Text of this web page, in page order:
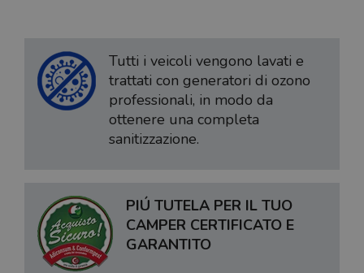
Tutti i veicoli vengono lavati e
trattati con generatori di ozono
professionali, in modo da
ottenere una completa
sanitizzazione.
PIÚ TUTELA PER IL TUO
CAMPER CERTIFICATO E
GARANTITO